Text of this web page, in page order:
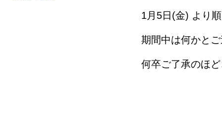
1月5日(金) より
期間中は何かと
何卒ご了承のほ